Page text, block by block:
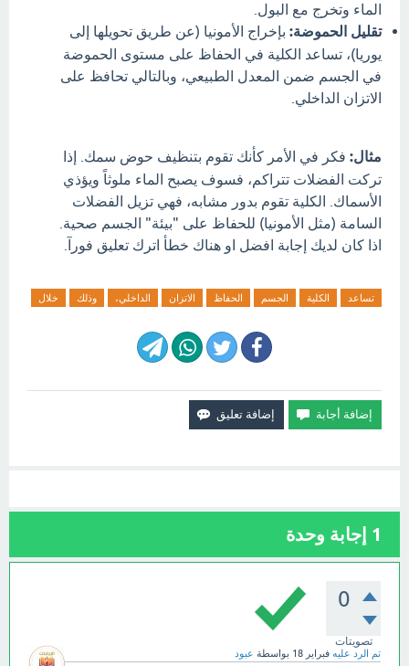
الماء وتخرج مع البول.
تقليل الحموضة: بإخراج الأمونيا (عن طريق تحويلها إلى
يوريا)، تساعد الكلية في الحفاظ على مستوى الحموضة
في الجسم ضمن المعدل الطبيعي، وبالتالي تحافظ على
الاتزان الداخلي.
مثال: فكر في الأمر كأنك تقوم بتنظيف حوض سمك. إذا
تركت الفضلات تتراكم، فسوف يصبح الماء ملوثاً ويؤذي
الأسماك. الكلية تقوم بدور مشابه، فهي تزيل الفضلات
السامة (مثل الأمونيا) للحفاظ على "بيئة" الجسم صحية.
اذا كان لديك إجابة افضل او هناك خطأ اترك تعليق فورآ.
تساعد الكلية الجسم الحفاظ الاتزان الداخلي، وذلك خلال
1 إجابة وحدة
0
تصويتات
تم الرد عليه فبراير 18 بواسطة عبود